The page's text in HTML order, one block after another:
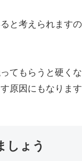
と考えられます
てもらうと硬く
原因にもなります
しょう